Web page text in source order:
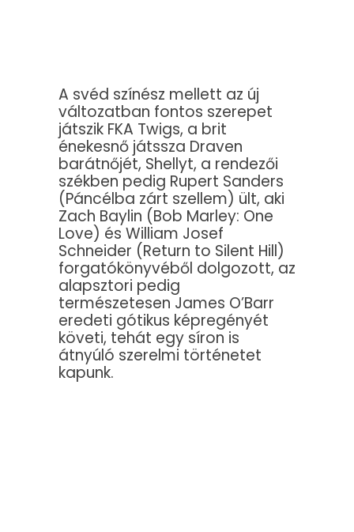
A svéd színész mellett az új
változatban fontos szerepet
játszik FKA Twigs, a brit
énekesnő játssza Draven
barátnőjét, Shellyt, a rendezői
székben pedig Rupert Sanders
(Páncélba zárt szellem) ült, aki
Zach Baylin (Bob Marley: One
Love) és William Josef
Schneider (Return to Silent Hill)
forgatókönyvéből dolgozott, az
alapsztori pedig
természetesen James O’Barr
eredeti gótikus képregényét
követi, tehát egy síron is
átnyúló szerelmi történetet
kapunk.